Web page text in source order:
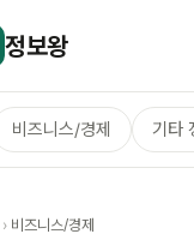
정보왕
비즈니스/경제 기타
› 비즈니스/경제